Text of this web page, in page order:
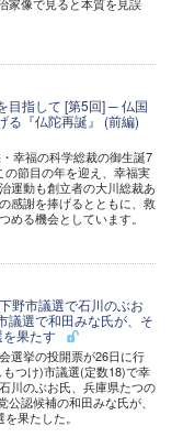
目指して [第5回] ─ 仏国
る『仏陀再誕』 (前編)
幸福の科学総裁の御生誕7
の節目の年を迎え、幸福実
運動も創立者の大川総裁あ
感謝を捧げるとともに、救
める機会としています。
野市議選で石川のぶお
議選で和田みな氏が、そ
果たす
選挙の投開票が26日に行
つけ)市議選(定数18)で幸
川のぶお氏、兵庫県たつの
認候補の和田みな氏が、
果たした。